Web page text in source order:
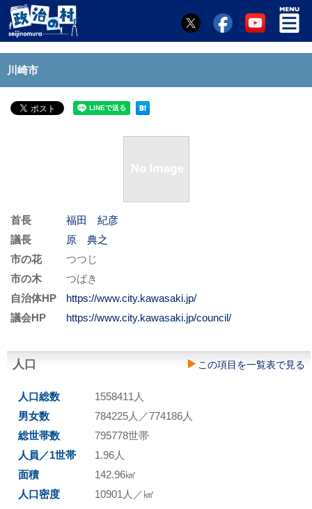
川崎市
首長
福田 紀彦
議長
原 典之
市の花
つつじ
市の木
つばき
自治体HP
https://www.city.kawasaki.jp/
議会HP
https://www.city.kawasaki.jp/council/
人口 この項目を一覧表で見る
人口総数
1558411人
男女数
784225人／774186人
総世帯数
795778世帯
人員／1世帯
1.96人
面積
142.96㎢
人口密度
10901人／㎢